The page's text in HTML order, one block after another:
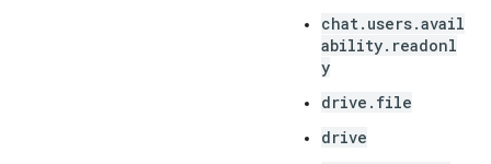
chat.users.avail
ability.readonl
y
drive.file
drive